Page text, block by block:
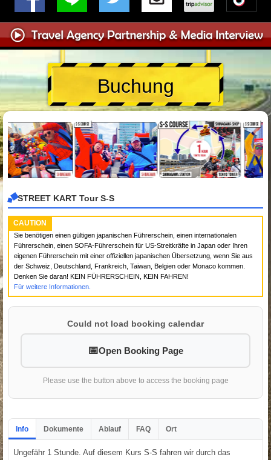
Buchung
STREET KART Tour S-S
CAUTION
Sie benötigen einen gültigen japanischen Führerschein, einen internationalen
Führerschein, einen SOFA-Führerschein für US-Streitkräfte in Japan oder Ihren
eigenen Führerschein mit einer offiziellen japanischen Übersetzung, wenn Sie aus
der Schweiz, Deutschland, Frankreich, Taiwan, Belgien oder Monaco kommen.
Denken Sie daran! KEIN FÜHRERSCHEIN, KEIN FAHREN!
Für weitere Informationen.
Could not load booking calendar
Open Booking Page
Please use the button above to access the booking page
Info Dokumente Ablauf FAQ Ort
Ungefähr 1 Stunde. Auf diesem Kurs S-S fahren wir durch das